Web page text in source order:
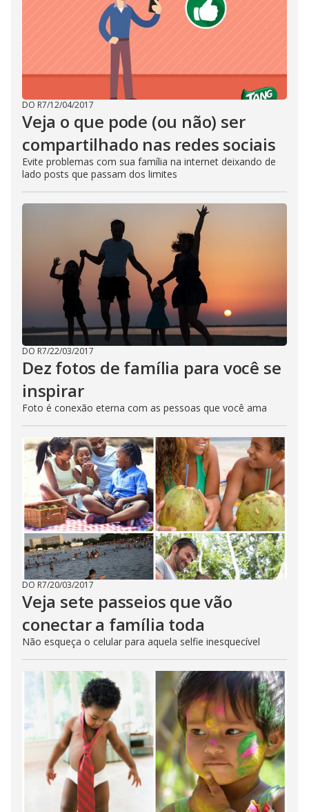
DO R7/12/04/2017
Veja o que pode (ou não) ser
compartilhado nas redes sociais
Evite problemas com sua família na internet deixando de
lado posts que passam dos limites
DO R7/22/03/2017
Dez fotos de família para você se
inspirar
Foto é conexão eterna com as pessoas que você ama
DO R7/20/03/2017
Veja sete passeios que vão
conectar a família toda
Não esqueça o celular para aquela selfie inesquecível